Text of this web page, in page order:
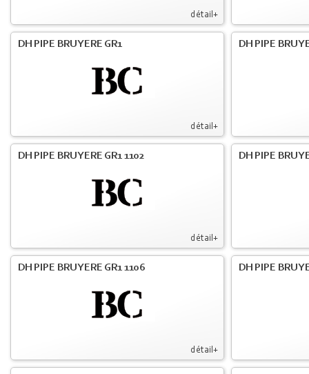
détail+
détail+
DH PIPE BRUYERE GR1 DH PIPE
détail+
DH PIPE BRUYERE GR1 1102 DH PIPE
détail+
DH PIPE BRUYERE GR1 1106 DH PIPE